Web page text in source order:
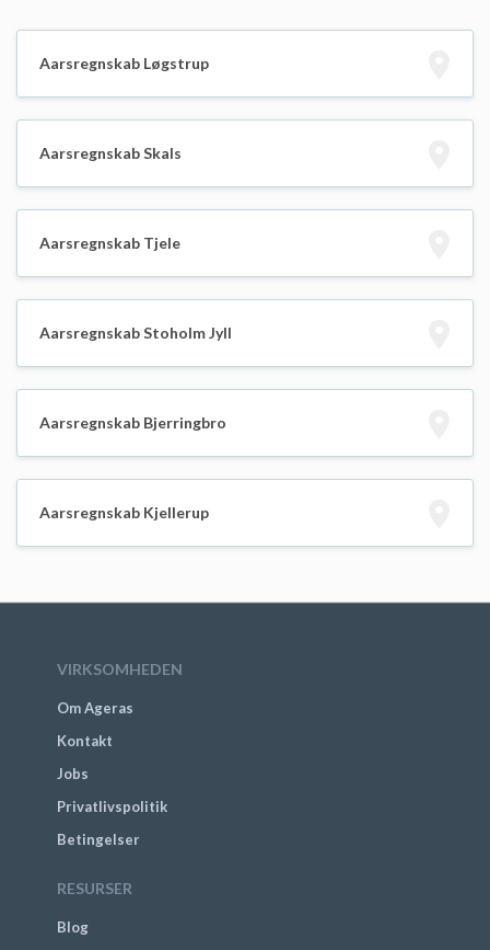
Aarsregnskab Løgstrup
Aarsregnskab Skals
Aarsregnskab Tjele
Aarsregnskab Stoholm Jyll
Aarsregnskab Bjerringbro
Aarsregnskab Kjellerup
VIRKSOMHEDEN
Om Ageras
Kontakt
Jobs
Privatlivspolitik
Betingelser
RESURSER
Blog